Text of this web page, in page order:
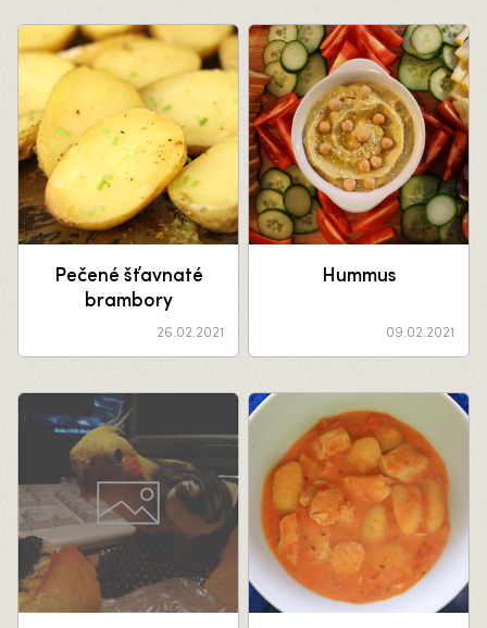
Pečené šťavnaté
brambory
26.02.2021
Hummus
09.02.2021